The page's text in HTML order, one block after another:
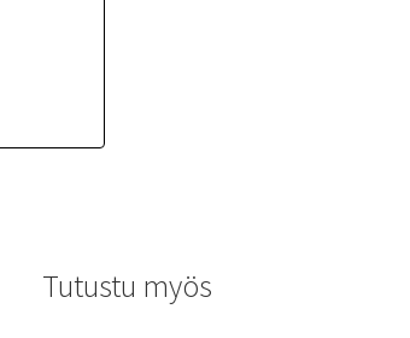
Tutustu myös